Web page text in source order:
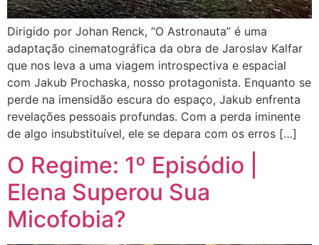
Dirigido por Johan Renck, “O Astronauta” é uma
adaptação cinematográfica da obra de Jaroslav Kalfar
que nos leva a uma viagem introspectiva e espacial
com Jakub Prochaska, nosso protagonista. Enquanto se
perde na imensidão escura do espaço, Jakub enfrenta
revelações pessoais profundas. Com a perda iminente
de algo insubstituível, ele se depara com os erros […]
O Regime: 1º Episódio |
Elena Superou Sua
Micofobia?